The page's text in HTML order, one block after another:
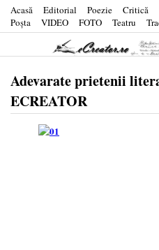
Acasă Editorial Poezie Critică
Poşta
VIDEO FOTO Teatru
Adevarate prietenii
ECREATOR